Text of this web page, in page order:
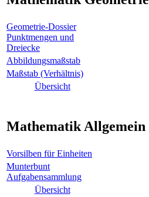
Geometrie-Dossier
Punktmengen und
Dreiecke
Abbildungsmaßstab
Maßstab (Verhältnis)
Übersicht
Mathematik Allgemein
Vorsilben für Einheiten
Munterbunt
Aufgabensammlung
Übersicht